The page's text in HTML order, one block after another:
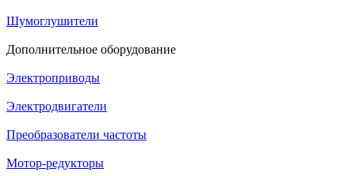
Шумоглушители
Дополнительное оборудование
Электроприводы
Электродвигатели
Преобразователи частоты
Мотор-редукторы